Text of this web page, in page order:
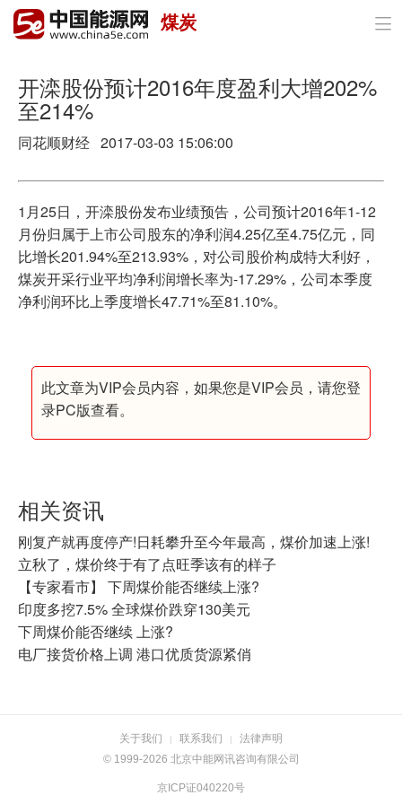
首页
政策与经济
电力
新能源
节能环保
煤炭 
开滦股份预计2016年度盈利大增202%
至214%
同花顺财经 2017-03-03 15:06:00
1月25日，开滦股份发布业绩预告，公司预计2016年1-12
月份归属于上市公司股东的净利润4.25亿至4.75亿元，同
比增长201.94%至213.93%，对公司股价构成特大利好，
煤炭开采行业平均净利润增长率为-17.29%，公司本季度
净利润环比上季度增长47.71%至81.10%。
此文章为VIP会员内容，如果您是VIP会员，请您登
录PC版查看。
相关资讯
刚复产就再度停产!日耗攀升至今年最高，煤价加速上涨!
立秋了，煤价终于有了点旺季该有的样子
【专家看市】 下周煤价能否继续上涨?
印度多挖7.5% 全球煤价跌穿130美元
下周煤价能否继续 上涨?
电厂接货价格上调 港口优质货源紧俏
关于我们 | 联系我们 |
法律声明
© 1999-2026 北京中能网讯咨询有限公司
京ICP证040220号